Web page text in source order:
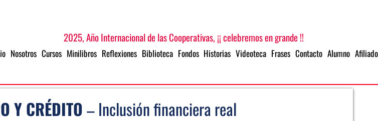
2025, Año Internacional de las Cooperativas, ¡¡ celebremos en grande !!
Nosotros Cursos Minilibros Reflexiones Biblioteca Fondos Historias Videoteca Frases Contacto Alumno Afiliado
Y CRÉDITO– Inclusión financiera real